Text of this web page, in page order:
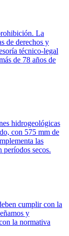
La
de derechos y
técnico-legal
de 78 años de
hidrogeológicas
con 575 mm de
las
períodos secos.
cumplir con la
y
la normativa